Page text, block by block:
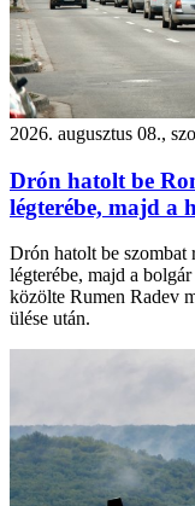
2026. augusztus 08.,
Drón hatolt be
légterébe, majd a
Drón hatolt be szombat
légterébe, majd a
közölte Rumen Radev
ülése után.